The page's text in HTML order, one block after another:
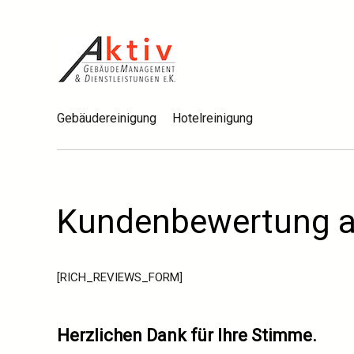
Gebäudereinigung Hotelreinigung
Kundenbewertung
[RICH_REVIEWS_FORM]
Herzlichen Dank für Ihre Stimme.